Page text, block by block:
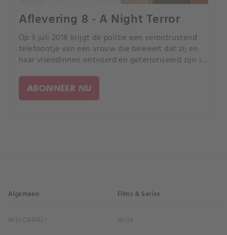
Aflevering 8 - A Night Terror
Op 9 juli 2018 krijgt de politie een verontrustend
telefoontje van een vrouw die beweert dat zij en
haar vriendinnen ontvoerd en geterroriseerd zijn in
schotwond opgelopen.
ABONNEER NU
Algemeen
Mijn CANAL+
Films & Series
Actie